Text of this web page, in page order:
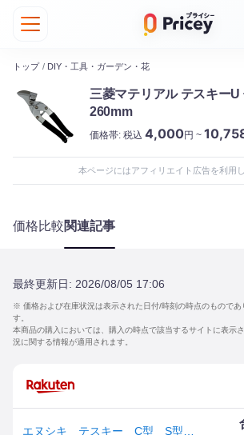
トップ / DIY・工具・ガーデン・花
三菱マテリアル テスキーU
260mm
価格帯: 税込 4,000円 ~
本ページにはアフィリエイト広告を利用
価格比較関連記事
最終更新日: 2026/08/05 17:06
※ 価格および在庫状況は表示された日付/時刻の時点のものであ
す。
本商品の購入においては、購入の時点で該当するサイトに表示
況に関する情報が適用されます。